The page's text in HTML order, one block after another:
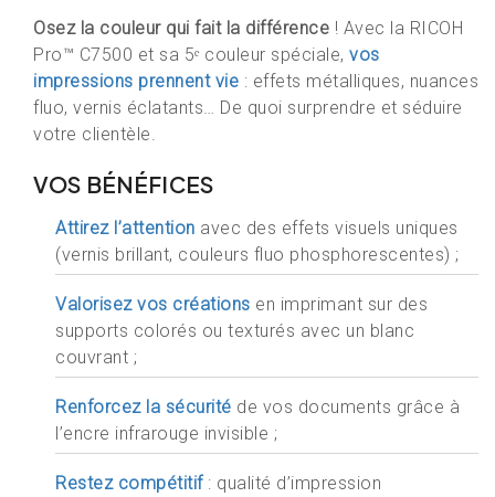
Osez la couleur qui fait la différence ! Avec la RICOH
Pro™ C7500 et sa 5ᵉ couleur spéciale, vos
impressions prennent vie : effets métalliques, nuances
fluo, vernis éclatants… De quoi surprendre et séduire
votre clientèle.
VOS BÉNÉFICES
Attirez l’attention avec des effets visuels uniques
(vernis brillant, couleurs fluo phosphorescentes) ;
Valorisez vos créations en imprimant sur des
supports colorés ou texturés avec un blanc
couvrant ;
Renforcez la sécurité de vos documents grâce à
l’encre infrarouge invisible ;
Restez compétitif: qualité d’impression